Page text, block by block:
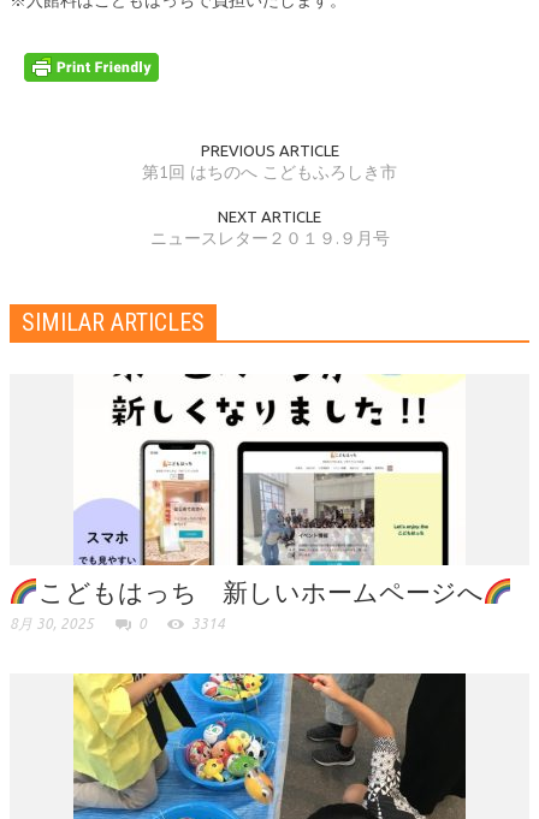
PREVIOUS ARTICLE
第1回 はちのへ こどもふろしき市
NEXT ARTICLE
ニュースレター２０１９.９月号
SIMILAR ARTICLES
こどもはっち 新しいホームページへ
8月 30, 2025 0 3314